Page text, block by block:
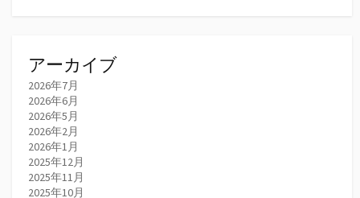
アーカイブ
2026年7月
2026年6月
2026年5月
2026年2月
2026年1月
2025年12月
2025年11月
2025年10月